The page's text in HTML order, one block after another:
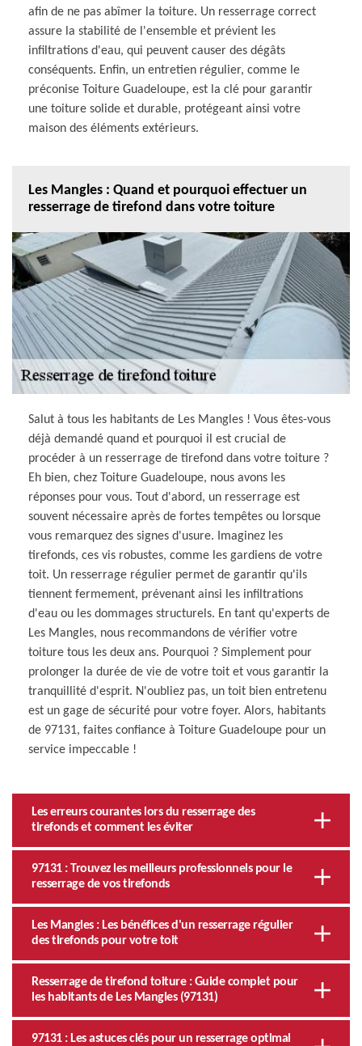
afin de ne pas abîmer la toiture. Un resserrage correct
assure la stabilité de l'ensemble et prévient les
infiltrations d'eau, qui peuvent causer des dégâts
conséquents. Enfin, un entretien régulier, comme le
préconise Toiture Guadeloupe, est la clé pour garantir
une toiture solide et durable, protégeant ainsi votre
maison des éléments extérieurs.
Les Mangles : Quand et pourquoi effectuer un
resserrage de tirefond dans votre toiture
Salut à tous les habitants de Les Mangles ! Vous êtes-vous
déjà demandé quand et pourquoi il est crucial de
procéder à un resserrage de tirefond dans votre toiture ?
Eh bien, chez Toiture Guadeloupe, nous avons les
réponses pour vous. Tout d'abord, un resserrage est
souvent nécessaire après de fortes tempêtes ou lorsque
vous remarquez des signes d'usure. Imaginez les
tirefonds, ces vis robustes, comme les gardiens de votre
toit. Un resserrage régulier permet de garantir qu'ils
tiennent fermement, prévenant ainsi les infiltrations
d'eau ou les dommages structurels. En tant qu'experts de
Les Mangles, nous recommandons de vérifier votre
toiture tous les deux ans. Pourquoi ? Simplement pour
prolonger la durée de vie de votre toit et vous garantir la
tranquillité d'esprit. N'oubliez pas, un toit bien entretenu
est un gage de sécurité pour votre foyer. Alors, habitants
de 97131, faites confiance à Toiture Guadeloupe pour un
service impeccable !
Les erreurs courantes lors du resserrage des
tirefonds et comment les éviter
97131 : Trouvez les meilleurs professionnels pour le
resserrage de vos tirefonds
Les Mangles : Les bénéfices d'un resserrage régulier
des tirefonds pour votre toit
Resserrage de tirefond toiture : Guide complet pour
les habitants de Les Mangles (97131)
97131 : Les astuces clés pour un resserrage optimal